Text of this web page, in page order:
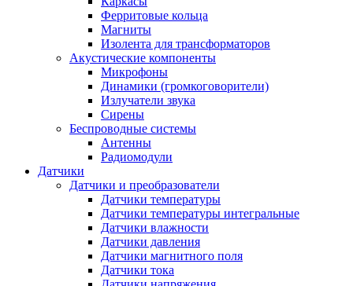
Ферритовые кольца
Магниты
Изолента для трансформаторов
Акустические компоненты
Микрофоны
Динамики (громкоговорители)
Излучатели звука
Сирены
Беспроводные системы
Антенны
Радиомодули
Датчики
Датчики и преобразователи
Датчики температуры
Датчики температуры интегральные
Датчики влажности
Датчики давления
Датчики магнитного поля
Датчики тока